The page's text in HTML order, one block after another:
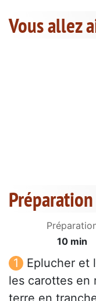
Vous allez
Préparation
10 min
Eplucher et
les carottes en